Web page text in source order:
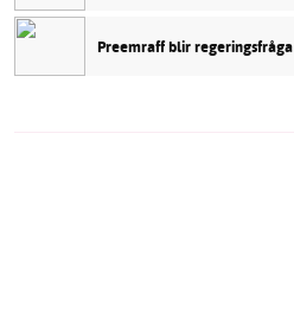
Preemraff blir regeringsfråga